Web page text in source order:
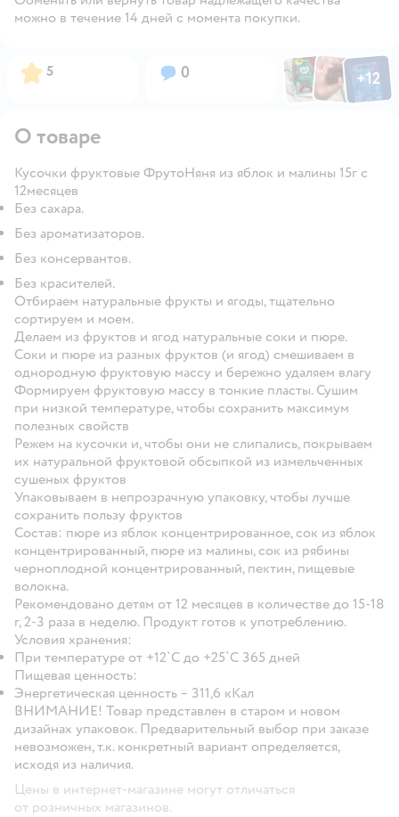
можно в течение 14 дней с момента покупки.
Рейтинг:
5 Вопросов:
0 ФотоФотоФото
+12
Открыть
О товаре
Кусочки фруктовые ФрутоНяня из яблок и малины 15г с
12месяцев
Без сахара.
Без ароматизаторов.
Без консервантов.
Без красителей.
Отбираем натуральные фрукты и ягоды, тщательно
сортируем и моем.
Делаем из фруктов и ягод натуральные соки и пюре.
Соки и пюре из разных фруктов (и ягод) смешиваем в
однородную фруктовую массу и бережно удаляем влагу
Формируем фруктовую массу в тонкие пласты. Сушим
при низкой температуре, чтобы сохранить максимум
полезных свойств
Режем на кусочки и, чтобы они не слипались, покрываем
их натуральной фруктовой обсыпкой из измельченных
сушеных фруктов
Упаковываем в непрозрачную упаковку, чтобы лучше
сохранить пользу фруктов
Состав: пюре из яблок концентрированное, сок из яблок
концентрированный, пюре из малины, сок из рябины
черноплодной концентрированный, пектин, пищевые
волокна.
Рекомендовано детям от 12 месяцев в количестве до 15-18
г, 2-3 раза в неделю. Продукт готов к употреблению.
Условия хранения:
При температуре от +12`С до +25`С 365 дней
Пищевая ценность:
Энергетическая ценность – 311,6 кКал
ВНИМАНИЕ! Товар представлен в старом и новом
дизайнах упаковок. Предварительный выбор при заказе
невозможен, т.к. конкретный вариант определяется,
исходя из наличия.
Цены в интернет-магазине могут отличаться
от розничных магазинов.